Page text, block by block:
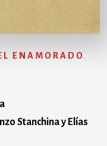
ENAMORADO
Stanchina y Elías